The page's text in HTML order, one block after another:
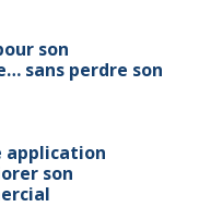
son
sans perdre son
application
son